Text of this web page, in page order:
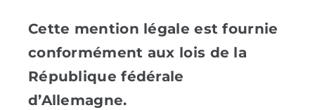
Cette mention légale est fournie
conformément aux lois de la
République fédérale
d’Allemagne.